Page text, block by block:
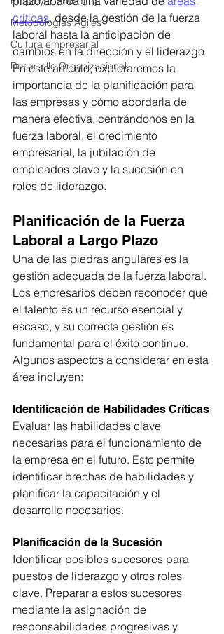
Metodologías Ágiles
Cultura empresarial
Desarrollo Organizacional
críticas, desde la gestión de la fuerza
laboral hasta la anticipación de
cambios en la dirección y el liderazgo.
En este artículo, exploraremos la
importancia de la planificación para
las empresas y cómo abordarla de
manera efectiva, centrándonos en la
fuerza laboral, el crecimiento
empresarial, la jubilación de
empleados clave y la sucesión en
roles de liderazgo.
Planificación de la Fuerza
Laboral a Largo Plazo
Una de las piedras angulares es la
gestión adecuada de la fuerza laboral.
Los empresarios deben reconocer que
el talento es un recurso esencial y
escaso, y su correcta gestión es
fundamental para el éxito continuo.
Algunos aspectos a considerar en esta
área incluyen:
Identificación de Habilidades Críticas
Evaluar las habilidades clave
necesarias para el funcionamiento de
la empresa en el futuro. Esto permite
identificar brechas de habilidades y
planificar la capacitación y el
desarrollo necesarios.
Planificación de la Sucesión
Identificar posibles sucesores para
puestos de liderazgo y otros roles
clave. Preparar a estos sucesores
mediante la asignación de
responsabilidades progresivas y